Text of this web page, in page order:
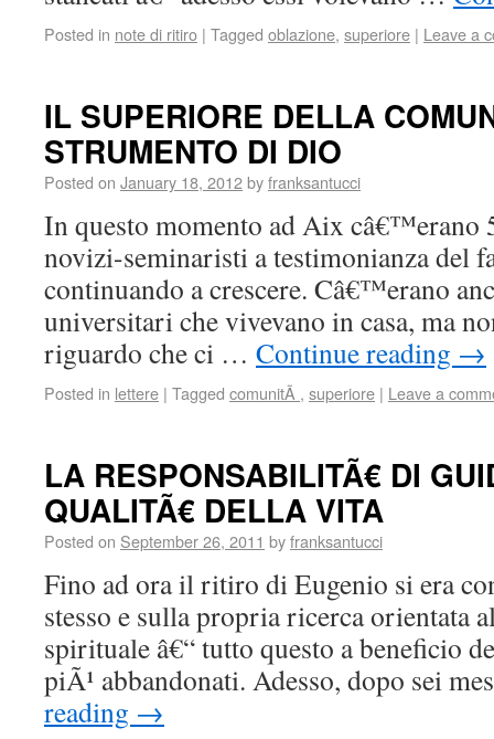
Posted in note di ritiro | Tagged oblazione, superiore | Leave a
IL SUPERIORE DELLA
STRUMENTO DI DIO
Posted on January 18, 2012byfranksantucci
In questo momento ad Aix câ€™erano
novizi-seminaristi a testimonianza del
continuando a crescere. Câ€™erano
universitari che vivevano in casa, ma
riguardo che ci … Continue reading →
Posted in lettere | Tagged comunitÃ , superiore | Leave a
LA RESPONSABILITÃ€ DI
QUALITÃ€ DELLA VITA
Posted on September 26, 2011 byfranksantucci
Fino ad ora il ritiro di Eugenio si era
stesso e sulla propria ricerca orientata
spirituale â€“ tutto questo a beneficio
piÃ¹ abbandonati. Adesso, dopo sei
reading →